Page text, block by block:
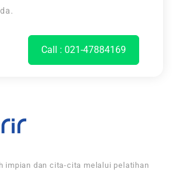
Call : 021-47884169
impian dan cita-cita melalui pelatihan